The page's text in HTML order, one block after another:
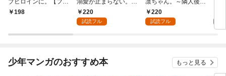
ブヒロインに。【フル
カラー】(1)
198
溺愛が止まらない。純
情で、健気で…絶倫！
(1)
220
試読フル
凛ちゃん。～隣人後輩
くんのイキすぎた執着
にハメ堕とされる～(1)
220
試読フル
ま
～
少年マンガのおすすめ本 もっと見る